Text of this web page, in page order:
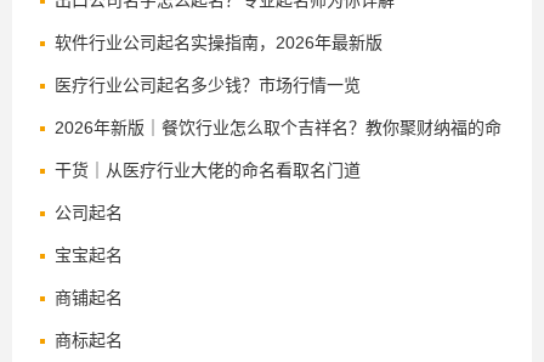
软件行业公司起名实操指南，2026年最新版
医疗行业公司起名多少钱？市场行情一览
2026年新版｜餐饮行业怎么取个吉祥名？教你聚财纳福的命
名法
干货｜从医疗行业大佬的命名看取名门道
公司起名
宝宝起名
商铺起名
商标起名